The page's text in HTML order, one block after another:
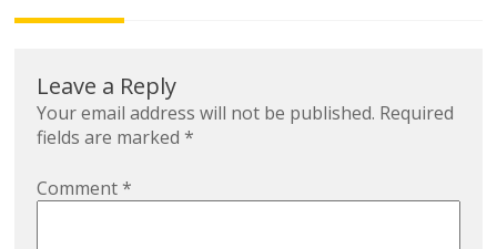
navigation
Leave a Reply
Your email address will not be published. Required
fields are marked*
Comment*